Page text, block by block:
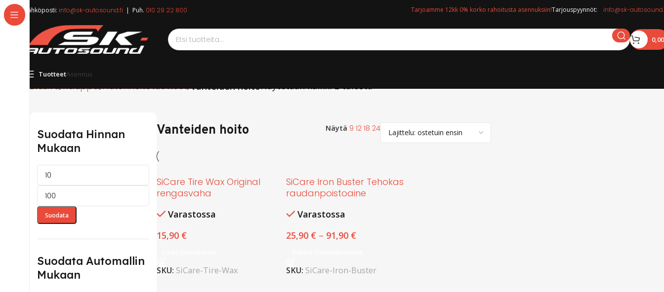
Sähköposti: info@sk-autosound.fi | Puh. 010 29 22 800 Tarjoamme 12kk 0% korko rahoitusta asennuksiin!Tarjouspyynnöt: info@sk-
TuotteetAsennus
Etusivu Kauppa Autonhoitotuotteet Vanteiden hoitoNäytetään kaikki 2 tulosta
Suodata Hinnan
Mukaan
Suodata
Suodata Automallin
Mukaan
Vanteiden hoito Näytä 9 12 18 24
SiCare Tire Wax Original
rengasvaha
Varastossa
15,90 €
SKU: SiCare-Tire-Wax
SiCare Iron Buster Tehokas
raudanpoistoaine
Varastossa
25,90 € – 91,90 €
SKU: SiCare-Iron-Buster